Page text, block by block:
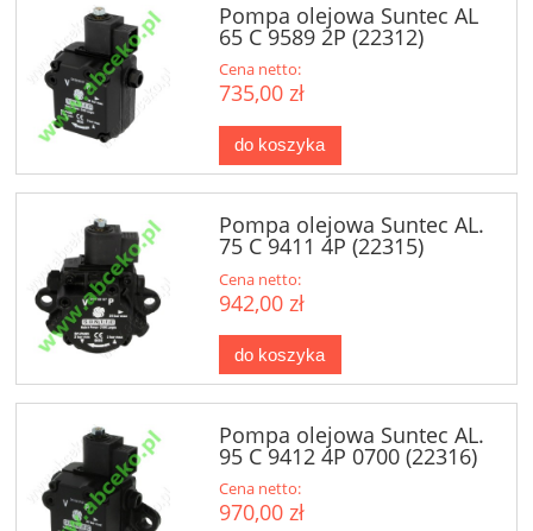
Pompa olejowa Suntec AL
65 C 9589 2P (22312)
Cena netto:
735,00 zł
do koszyka
Pompa olejowa Suntec AL.
75 C 9411 4P (22315)
Cena netto:
942,00 zł
do koszyka
Pompa olejowa Suntec AL.
95 C 9412 4P 0700 (22316)
Cena netto:
970,00 zł